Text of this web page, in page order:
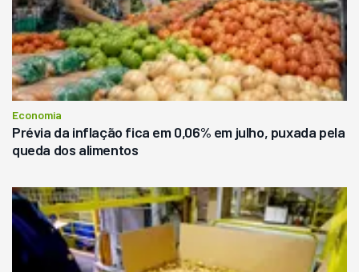
Economia
Prévia da inflação fica em 0,06% em julho, puxada pela
queda dos alimentos